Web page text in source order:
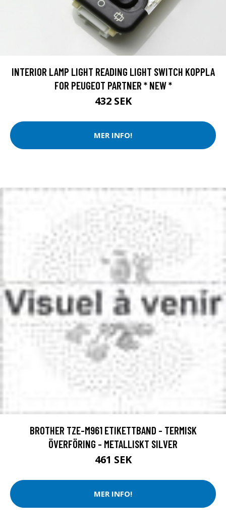
INTERIOR LAMP LIGHT READING LIGHT SWITCH KOPPLA
FOR PEUGEOT PARTNER * NEW *
432 SEK
MER INFO!
BROTHER TZE-M961 ETIKETTBAND - TERMISK
ÖVERFÖRING - METALLISKT SILVER
461 SEK
MER INFO!